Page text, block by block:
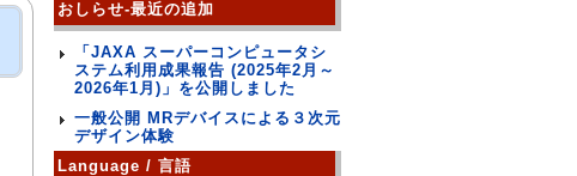
おしらせ-最近の追加
「JAXA スーパーコンピュータシ
ステム利用成果報告 (2025年2月～
2026年1月)」を公開しました
一般公開 MRデバイスによる３次元
デザイン体験
Language / 言語